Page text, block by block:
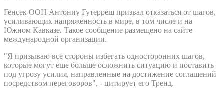
Генсек ООН Антониу Гутерреш призвал отказаться от шагов,
усиливающих напряженность в мире, в том числе и на
Южном Кавказе. Такое сообщение размещено на сайте
международной организации.
"Я призываю все стороны избегать односторонних шагов,
которые могут еще больше осложнить ситуацию и поставить
под угрозу усилия, направленные на достижение соглашений
посредством переговоров", - цитирует его Тренд.